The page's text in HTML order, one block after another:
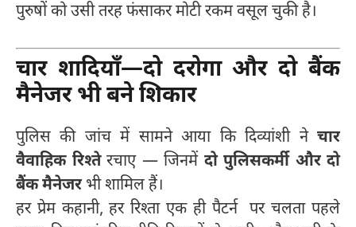
पुरुषों को उसी तरह फंसाकर मोटी रकम वसूल चुकी है।
चार शादियाँ—दो दरोगा और दो बैंक
मैनेजर भी बने शिकार
पुलिस की जांच में सामने आया कि दिव्यांशी ने चार
वैवाहिक रिश्तेरचाए — जिनमें दो पुलिसकर्मी और दो
बैंक मैनेजर भी शामिल हैं।
हर प्रेम कहानी, हर रिश्ता एक ही पैटर्न पर चलता पहले